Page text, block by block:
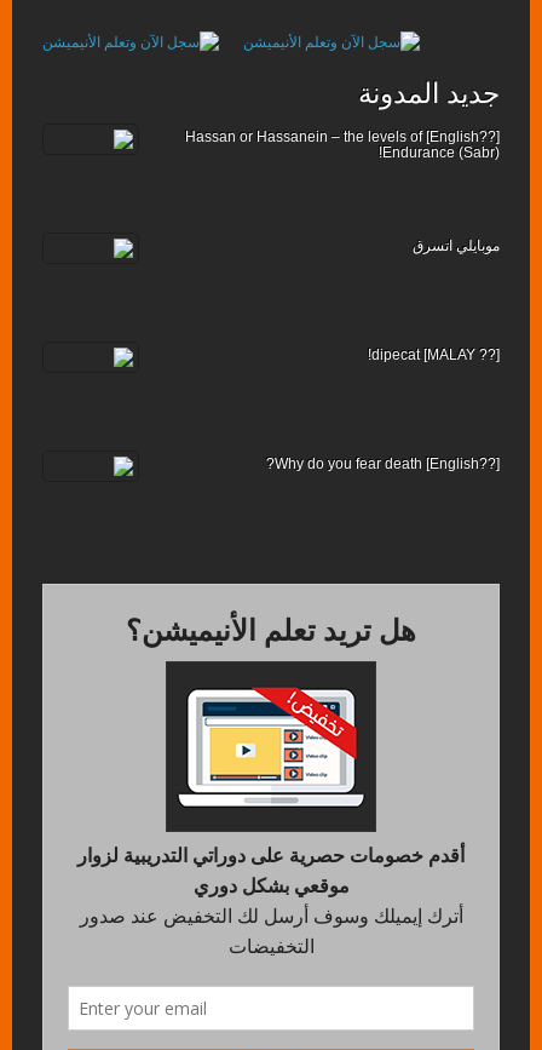
جديد المدونة
[??English] Hassan or Hassanein – the levels of
Endurance (Sabr)!
موبايلي اتسرق
[?? MALAY] dipecat!
[??English] Why do you fear death?